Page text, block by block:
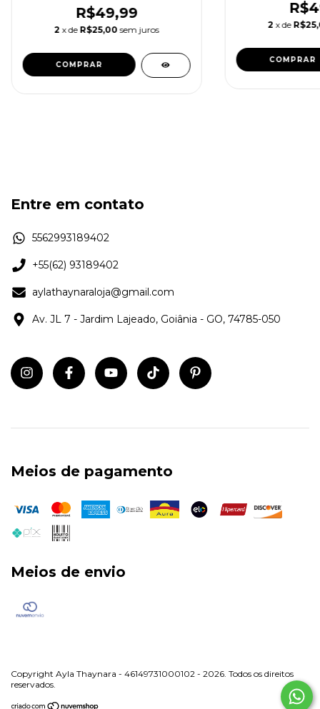
R$49,99
2 x de R$25,00 sem juros
COMPRAR
2 x de
COMPRAR
Entre em contato
5562993189402
+55(62) 93189402
aylathaynaraloja@gmail.com
Av. JL 7 - Jardim Lajeado, Goiânia - GO, 74785-050
Meios de pagamento
Meios de envio
Copyright Ayla Thaynara - 46149731000102 - 2026. Todos os direitos
reservados.